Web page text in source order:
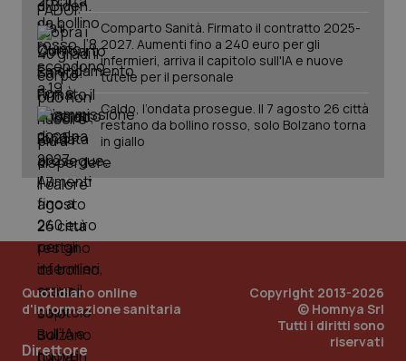
Comparto Sanità. Firmato il contratto 2025-
2027. Aumenti fino a 240 euro per gli
infermieri, arriva il capitolo sull'IA e nuove
tutele per il personale
Caldo, l’ondata prosegue. Il 7 agosto 26 città
restano da bollino rosso, solo Bolzano torna
in giallo
Quotidiano online
d'informazione sanitaria
Direttore
Copyright 2013-2026
© Homnya Srl
Tutti i diritti sono
riservati